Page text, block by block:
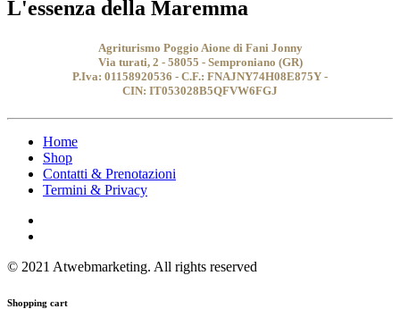
L'essenza della Maremma
Agriturismo Poggio Aione di Fani Jonny
Via turati, 2 - 58055 - Semproniano (GR)
P.Iva: 01158920536 - C.F.: FNAJNY74H08E875Y -
CIN: IT053028B5QFVW6FGJ
Home
Shop
Contatti & Prenotazioni
Termini & Privacy
© 2021 Atwebmarketing. All rights reserved
Shopping cart